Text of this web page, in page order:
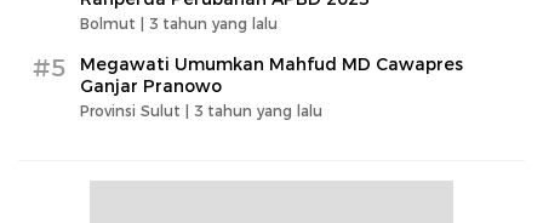
Bolmut | 3 tahun yang lalu
#5
Megawati Umumkan Mahfud MD Cawapres
Ganjar Pranowo
Provinsi Sulut | 3 tahun yang lalu